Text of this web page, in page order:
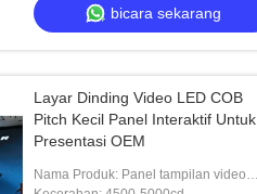
bicara sekarang
Layar Dinding Video LED COB
Pitch Kecil Panel Interaktif Untuk
Presentasi OEM
Nama Produk: Panel tampilan video